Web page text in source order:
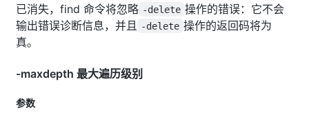
已消失，find 命令将忽略 -delete 操作的错误：它不会
输出错误诊断信息，并且
-delete 操作的返回码将为
真。
-maxdepth 最大遍历级别
参数